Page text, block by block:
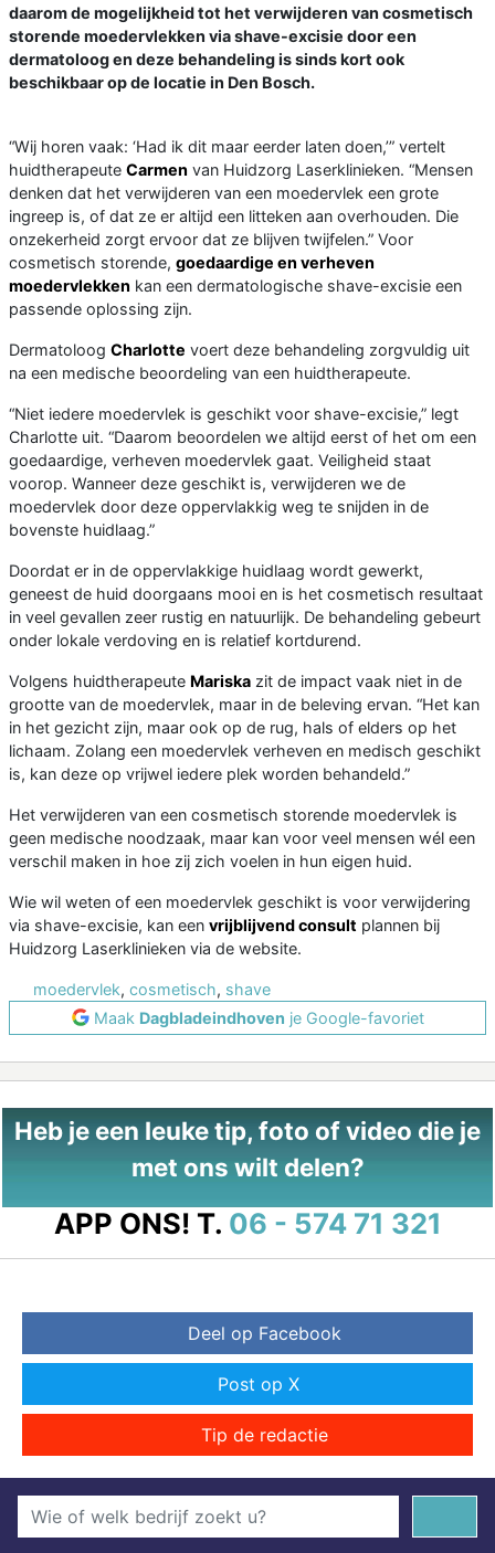
daarom de mogelijkheid tot het verwijderen van cosmetisch
storende moedervlekken via shave-excisie door een
dermatoloog en deze behandeling is sinds kort ook
beschikbaar op de locatie in Den Bosch.
“Wij horen vaak: ‘Had ik dit maar eerder laten doen,’” vertelt
huidtherapeute Carmen van Huidzorg Laserklinieken. “Mensen
denken dat het verwijderen van een moedervlek een grote
ingreep is, of dat ze er altijd een litteken aan overhouden. Die
onzekerheid zorgt ervoor dat ze blijven twijfelen.” Voor
cosmetisch storende, goedaardige en verheven
moedervlekken kan een dermatologische shave-excisie een
passende oplossing zijn.
Dermatoloog Charlotte voert deze behandeling zorgvuldig uit
na een medische beoordeling van een huidtherapeute.
“Niet iedere moedervlek is geschikt voor shave-excisie,” legt
Charlotte uit. “Daarom beoordelen we altijd eerst of het om een
goedaardige, verheven moedervlek gaat. Veiligheid staat
voorop. Wanneer deze geschikt is, verwijderen we de
moedervlek door deze oppervlakkig weg te snijden in de
bovenste huidlaag.”
Doordat er in de oppervlakkige huidlaag wordt gewerkt,
geneest de huid doorgaans mooi en is het cosmetisch resultaat
in veel gevallen zeer rustig en natuurlijk. De behandeling gebeurt
onder lokale verdoving en is relatief kortdurend.
Volgens huidtherapeute Mariska zit de impact vaak niet in de
grootte van de moedervlek, maar in de beleving ervan. “Het kan
in het gezicht zijn, maar ook op de rug, hals of elders op het
lichaam. Zolang een moedervlek verheven en medisch geschikt
is, kan deze op vrijwel iedere plek worden behandeld.”
Het verwijderen van een cosmetisch storende moedervlek is
geen medische noodzaak, maar kan voor veel mensen wél een
verschil maken in hoe zij zich voelen in hun eigen huid.
Wie wil weten of een moedervlek geschikt is voor verwijdering
via shave-excisie, kan een vrijblijvend consult plannen bij
Huidzorg Laserklinieken via de website.
moedervlek, cosmetisch, shave
Maak Dagbladeindhoven je Google-favoriet
Heb je een leuke tip, foto of video die je
met ons wilt delen?
APP ONS! T. 06 - 574 71 321
Deel op Facebook
Post op X
Tip de redactie